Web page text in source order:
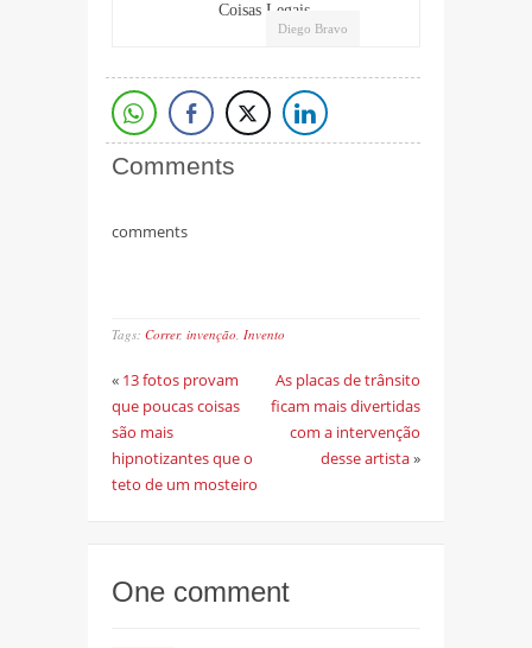
Diego Bravo
Coisas Legais.
Comments
comments
Tags: Correr, invenção, Invento
« 13 fotos provam
que poucas coisas
são mais
hipnotizantes que o
teto de um mosteiro
As placas de trânsito
ficam mais divertidas
com a intervenção
desse artista»
One comment